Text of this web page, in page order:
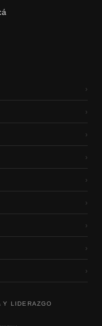
›
›
›
›
›
›
›
›
›
Y LIDERAZGO